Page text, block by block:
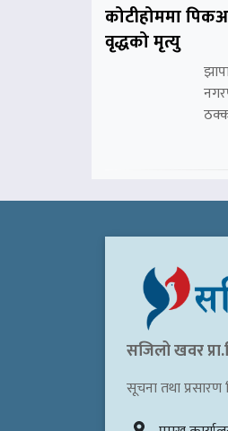
कोटीहोममा
वृद्धको मृत्यु
सजिलो खवर
सूचना तथा प्रसारण